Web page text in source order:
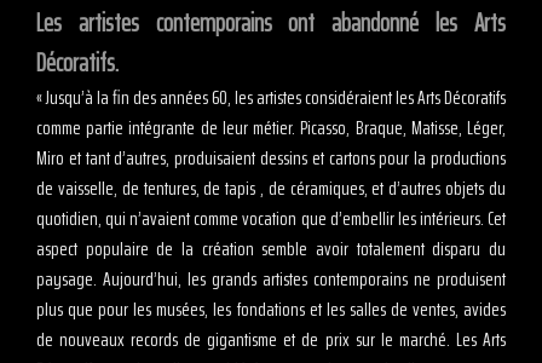
Les artistes contemporains ont abandonné les Arts
Décoratifs.
« Jusqu’à la fin des années 60, les artistes considéraient les Arts Décoratifs
comme partie intégrante de leur métier. Picasso, Braque, Matisse, Léger,
Miro et tant d’autres, produisaient dessins et cartons pour la productions
de vaisselle, de tentures, de tapis , de céramiques, et d’autres objets du
quotidien, qui n’avaient comme vocation que d’embellir les intérieurs. Cet
aspect populaire de la création semble avoir totalement disparu du
paysage. Aujourd’hui, les grands artistes contemporains ne produisent
plus que pour les musées, les fondations et les salles de ventes, avides
de nouveaux records de gigantisme et de prix sur le marché. Les Arts